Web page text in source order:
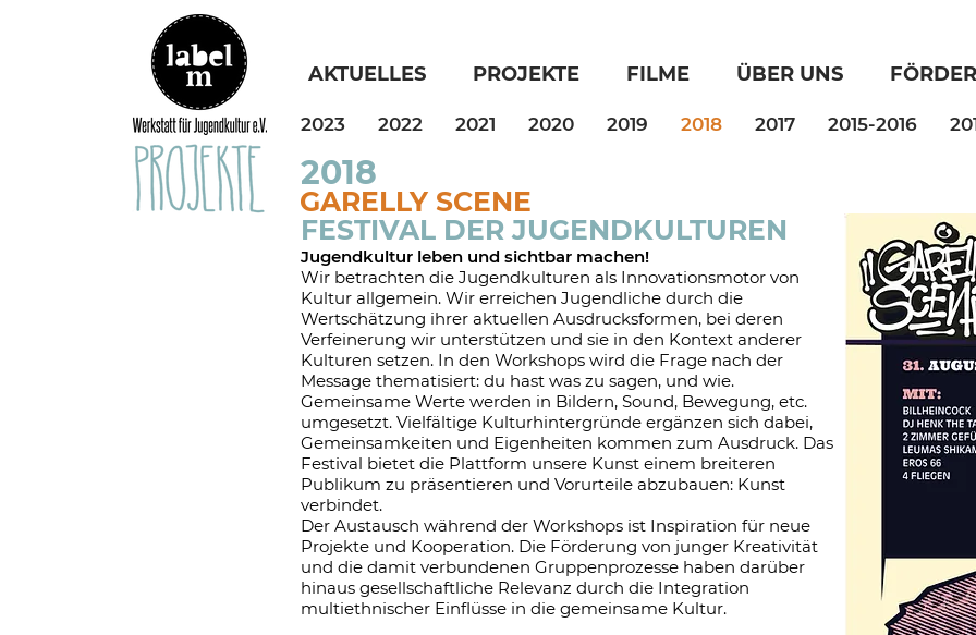
AKTUELLES PROJEKTE FILME ÜBER UNS
2023 2022 2021 2020 2019 2018 2017 2015-2016
GARELLY SCENE
FESTIVAL DER JUGENDKULTUREN
2018
Jugendkultur leben und sichtbar machen!
Wir betrachten die Jugendkulturen als Innovationsmotor von
Kultur allgemein. Wir erreichen Jugendliche durch die
Wertschätzung ihrer aktuellen Ausdrucksformen, bei deren
Verfeinerung wir unterstützen und sie in den Kontext anderer
Kulturen setzen. In den Workshops wird die Frage nach der
Message thematisiert: du hast was zu sagen, und wie.
Gemeinsame Werte werden in Bildern, Sound, Bewegung, etc.
umgesetzt. Vielfältige Kulturhintergründe ergänzen sich dabei,
Gemeinsamkeiten und Eigenheiten kommen zum Ausdruck. Das
Festival bietet die Plattform unsere Kunst einem breiteren
Publikum zu präsentieren und Vorurteile abzubauen: Kunst
verbindet.
Der Austausch während der Workshops ist Inspiration für neue
Projekte und Kooperation. Die Förderung von junger Kreativität
und die damit verbundenen Gruppenprozesse haben darüber
hinaus gesellschaftliche Relevanz durch die Integration
multiethnischer Einflüsse in die gemeinsame Kultur.